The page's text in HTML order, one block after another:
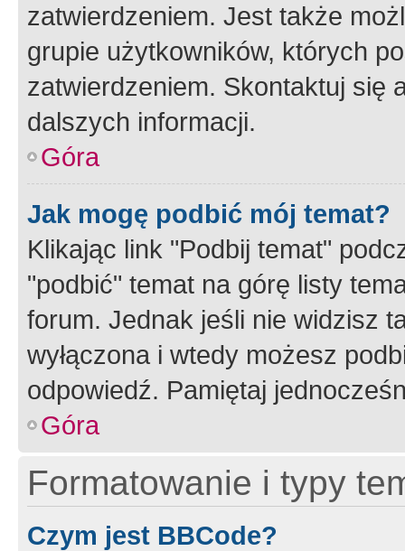
zatwierdzeniem. Jest także
grupie użytkowników, których
zatwierdzeniem. Skontaktuj się
dalszych informacji.
Góra
Jak mogę podbić mój temat?
Klikając link "Podbij temat"
"podbić" temat na górę listy
forum. Jednak jeśli nie widzisz
wyłączona i wtedy możesz
odpowiedź. Pamiętaj
Góra
Formatowanie i typy
Czym jest BBCode?